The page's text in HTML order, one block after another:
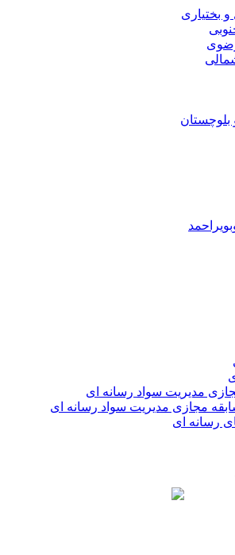
بختیاری
مدیریت سواد رسانه ای
مجازی مدیریت سواد رسانه ای
رسانه ای